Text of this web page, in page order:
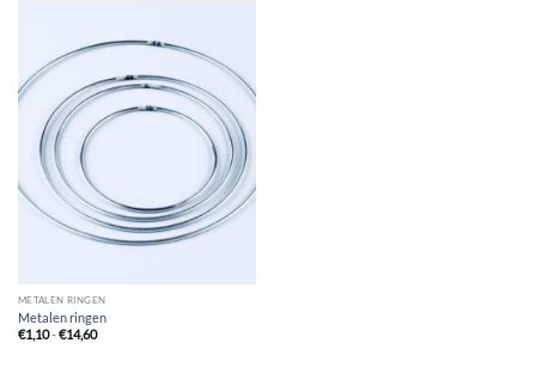
METALEN RINGEN
Metalen ringen
€1,10-€14,60Prijsklasse:
€1,10